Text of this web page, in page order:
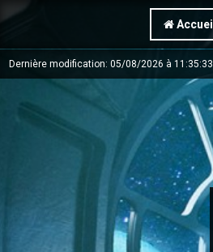
Accueil
Dernière modification: 05/08/2026 à 11:35:33